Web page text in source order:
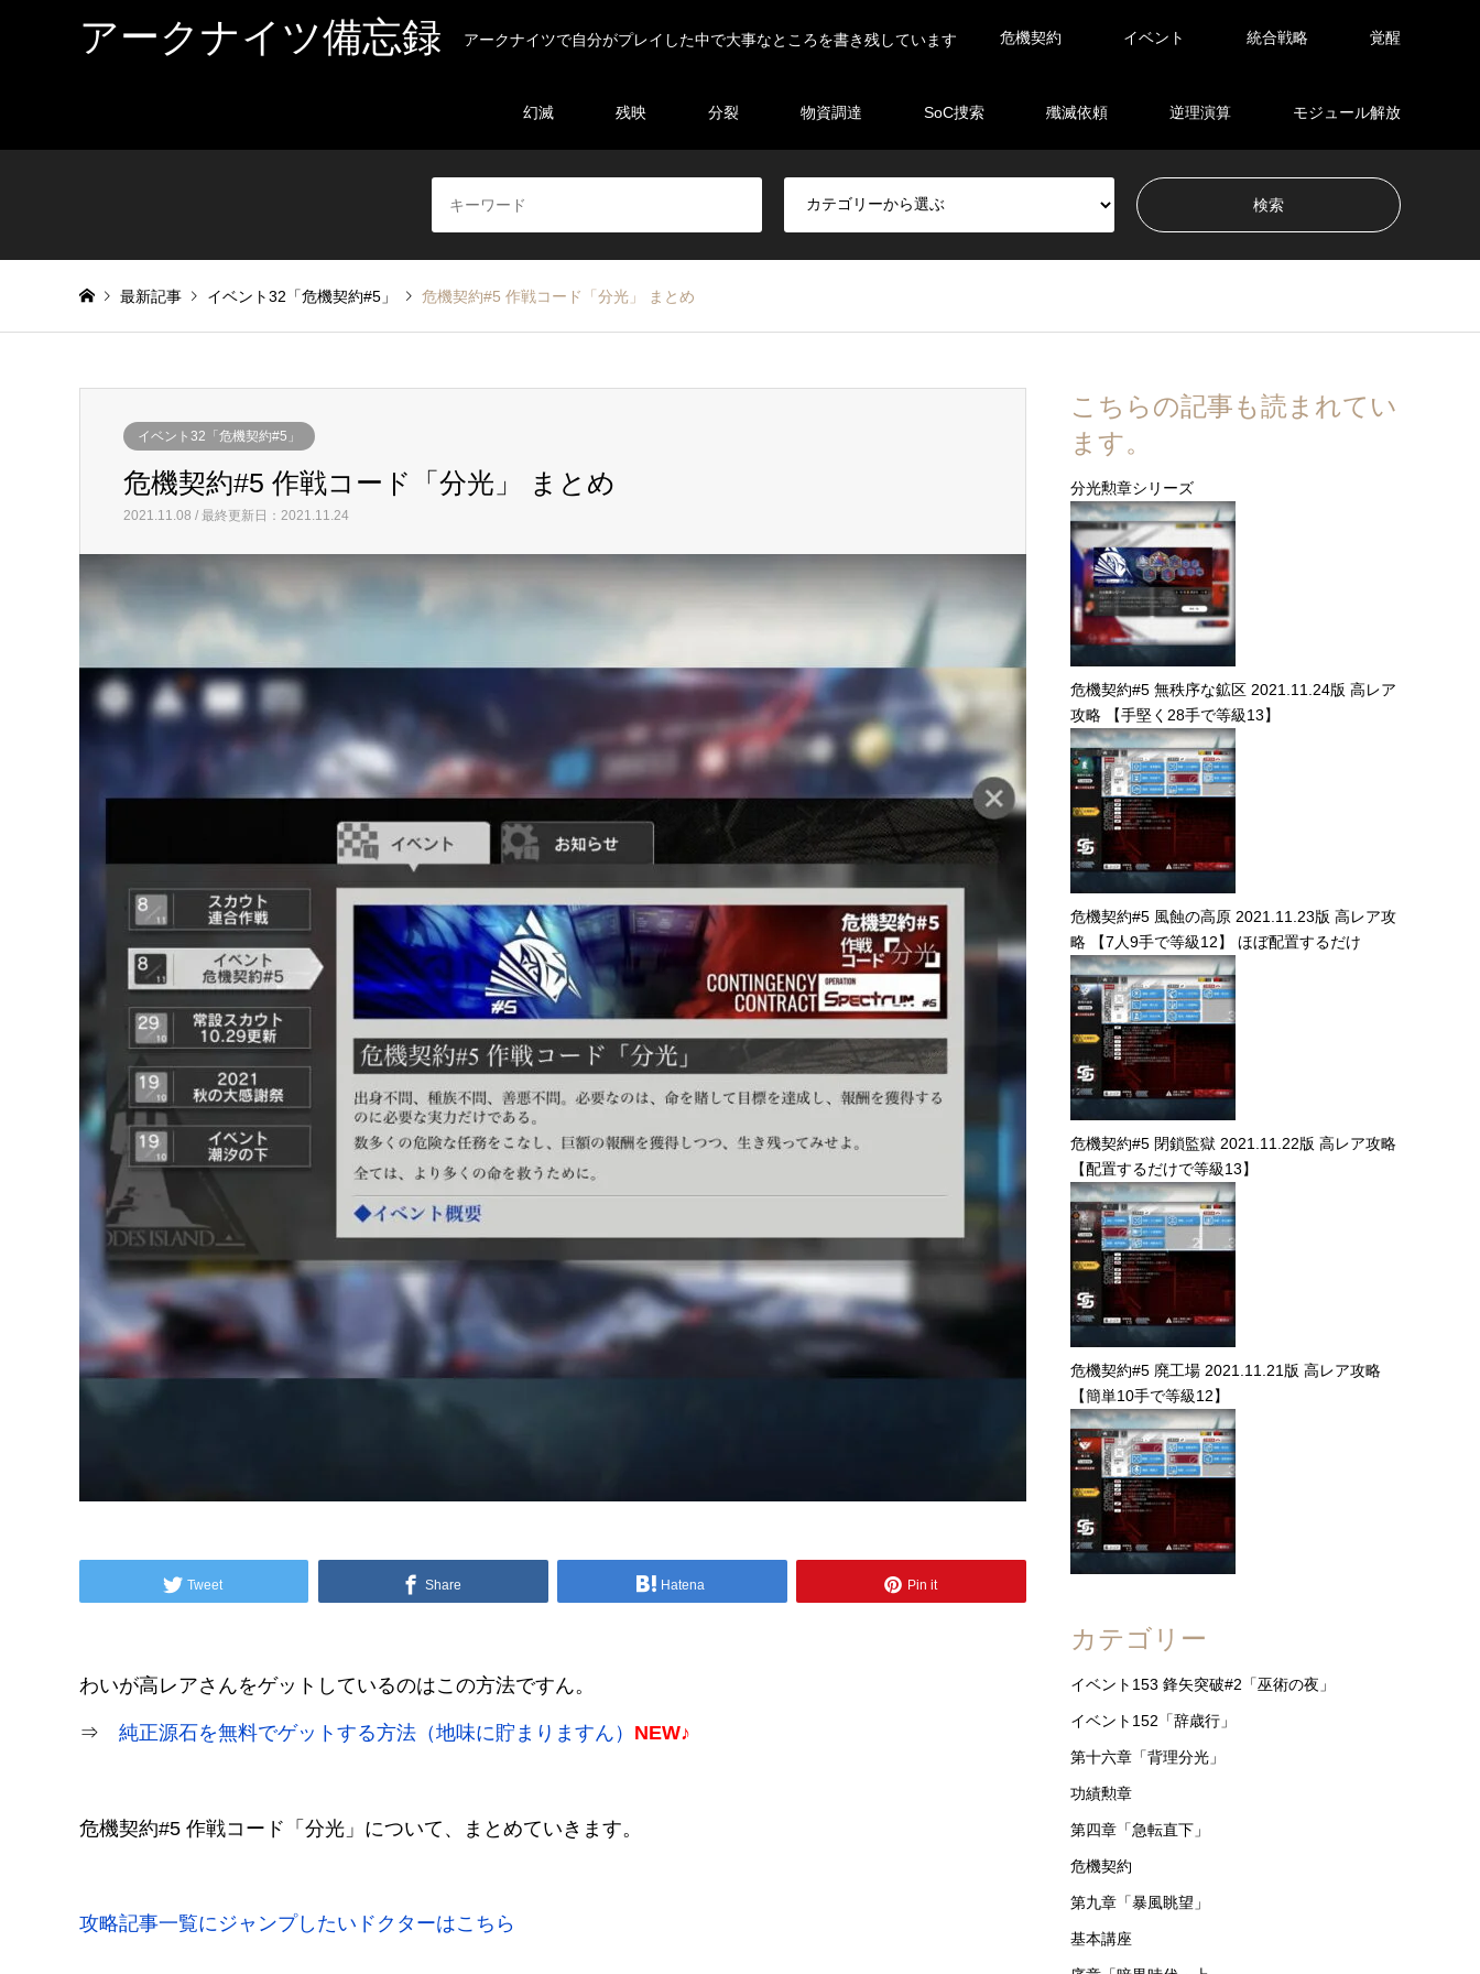
アークナイツ備忘録 アークナイツで自分がプレイした中で大事なところを書き残しています 危機契約 イベント 統合戦略 覚醒
幻滅 残映 分裂 物資調達 SoC捜索 殲滅依頼 逆理演算 モジュール解放
最新記事 イベント32「危機契約#5」 危機契約#5 作戦コード「分光」 まとめ
イベント32「危機契約#5」
危機契約#5 作戦コード「分光」 まとめ
2021.11.08 / 最終更新日：2021.11.24
Tweet Share Hatena Pin it
わいが高レアさんをゲットしているのはこの方法ですん。
⇒ 純正源石を無料でゲットする方法（地味に貯まりますん） NEW♪
危機契約#5 作戦コード「分光」について、まとめていきます。
攻略記事一覧にジャンプしたいドクターはこちら
こちらの記事も読まれてい
ます。
分光勲章シリーズ
危機契約#5 無秩序な鉱区 2021.11.24版 高レア
攻略 【手堅く28手で等級13】
危機契約#5 風蝕の高原 2021.11.23版 高レア攻
略 【7人9手で等級12】 ほぼ配置するだけ
危機契約#5 閉鎖監獄 2021.11.22版 高レア攻略
【配置するだけで等級13】
危機契約#5 廃工場 2021.11.21版 高レア攻略
【簡単10手で等級12】
カテゴリー
イベント153 鋒矢突破#2「巫術の夜」
イベント152「辞歳行」
第十六章「背理分光」
功績勲章
第四章「急転直下」
危機契約
第九章「暴風眺望」
基本講座